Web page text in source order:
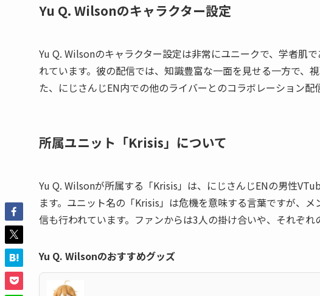
Yu Q. Wilsonのキャラクター設定
Yu Q. Wilsonのキャラクター設定は非常にユニークで、学者肌
れています。彼の配信では、知識豊富な一面を見せる一方で、
た、にじさんじEN内での他のライバーとのコラボレーション配
所属ユニット「Krisis」について
Yu Q. Wilsonが所属する「Krisis」は、にじさんじENの男性
ます。ユニット名の「Krisis」は危機を意味する言葉ですが、
信も行われています。ファンからは3人の掛け合いや、それぞれ
Yu Q. Wilsonのおすすめグッズ